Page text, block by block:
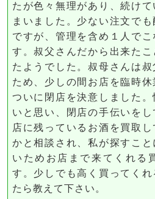
たが色々無理があり、続け
まいました。少ない注文で
ですが、管理を含め１人で
す。叔父さんだから出来た
たようでした。叔母さんは
ため、少しの間お店を臨時休
ついに閉店を決意しました
いと思い、閉店の手伝いを
店に残っているお酒を買取
かと相談され、私が探すこ
いためお店まで来てくれる
す。少しでも高く買ってく
たら教えて下さい。